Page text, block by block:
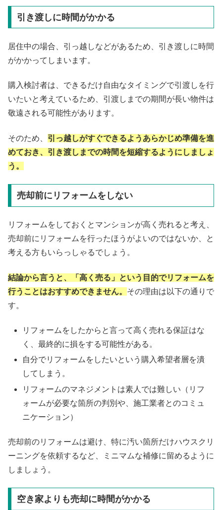
引き渡しに時間がかかる
居住中の場合、引っ越しなどがあるため、引き渡しに時間
がかかってしまいます。
購入検討者は、できるだけ自由なタイミングで引渡しを行
いたいと考えているため、引渡しまでの期間が長い物件は
敬遠される可能性があります。
そのため、 引っ越しがすぐできるようあらかじめ準備を進
めておき、引き渡しまでの時間を短縮するようにしましょ
う。
売却前にリフォームをしない
リフォームをしておくとマンションが高く売れると考え、
売却前にリフォームを行ったほうがよいのではないか、と
考える方もいらっしゃるでしょう。
結論から言うと、「高く売る」という目的でリフォームを
行うことはおすすめできません。 その理由は以下の通りで
す。
リフォームをしたからと言って高く売れる保証はな
く、最終的に損をする可能性がある。
自分でリフォームをしたいという購入希望者層を潰
してしまう。
リフォームのマネジメントは素人では難しい（リフ
ォームが必要な箇所の判別や、施工業者とのコミュ
ニケーション）
売却前のリフォームは避け、特に汚い箇所だけハウスクリ
ーニングを依頼するなど、ミニマムな補修に留めるように
しましょう。
空き家よりも売却に時間がかかる